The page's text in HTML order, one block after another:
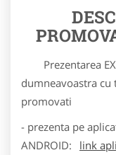
Prezentarea
dumneavoastra cu
promovati
- prezenta pe
ANDROID:
link